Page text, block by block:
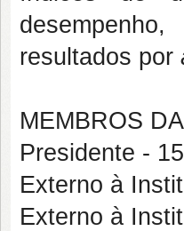
resultados por
MEMBROS
Presidente -
Externo à
Externo à